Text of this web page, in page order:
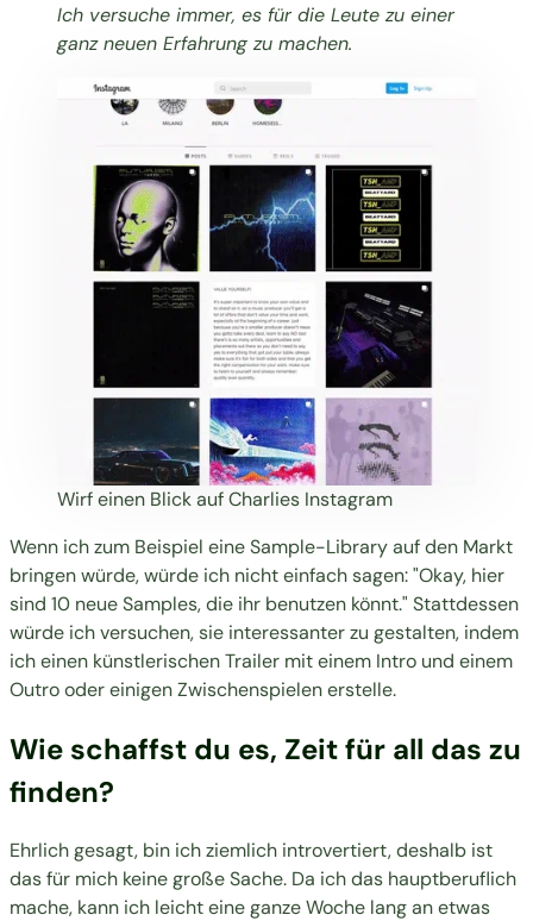
Ich versuche immer, es für die Leute zu einer
ganz neuen Erfahrung zu machen.
Wirf einen Blick auf Charlies Instagram
Wenn ich zum Beispiel eine Sample-Library auf den Markt
bringen würde, würde ich nicht einfach sagen: "Okay, hier
sind 10 neue Samples, die ihr benutzen könnt." Stattdessen
würde ich versuchen, sie interessanter zu gestalten, indem
ich einen künstlerischen Trailer mit einem Intro und einem
Outro oder einigen Zwischenspielen erstelle.
Wie schaffst du es, Zeit für all das zu
finden?
Ehrlich gesagt, bin ich ziemlich introvertiert, deshalb ist
das für mich keine große Sache. Da ich das hauptberuflich
mache, kann ich leicht eine ganze Woche lang an etwas